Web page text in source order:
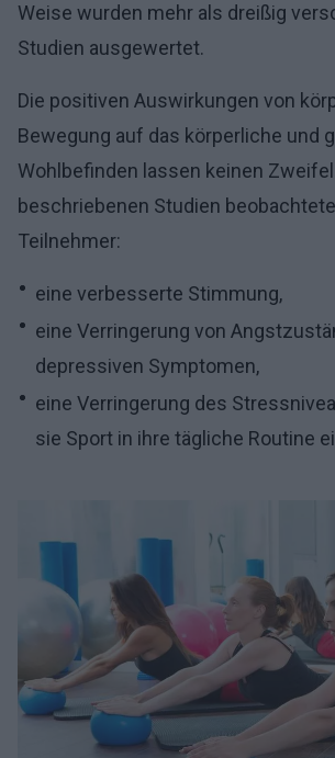
Weise wurden mehr als dreißig
Studien ausgewertet.
Die positiven Auswirkungen von
Bewegung auf das körperliche und
Wohlbefinden lassen keinen
beschriebenen Studien
Teilnehmer:
eine verbesserte Stimmung,
eine Verringerung von
depressiven Symptomen,
eine Verringerung des
sie Sport in ihre tägliche Routine